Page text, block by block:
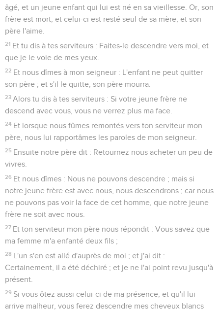
âgé, et un jeune enfant qui lui est né en sa vieillesse. Or, son
frère est mort, et celui-ci est resté seul de sa mère, et son
père l'aime.
21 Et tu dis à tes serviteurs : Faites-le descendre vers moi, et
que je le voie de mes yeux.
22 Et nous dîmes à mon seigneur : L'enfant ne peut quitter
son père ; et s'il le quitte, son père mourra.
23 Alors tu dis à tes serviteurs : Si votre jeune frère ne
descend avec vous, vous ne verrez plus ma face.
24 Et lorsque nous fûmes remontés vers ton serviteur mon
père, nous lui rapportâmes les paroles de mon seigneur.
25 Ensuite notre père dit : Retournez nous acheter un peu de
vivres.
26 Et nous dîmes : Nous ne pouvons descendre ; mais si
notre jeune frère est avec nous, nous descendrons ; car nous
ne pouvons pas voir la face de cet homme, que notre jeune
frère ne soit avec nous.
27 Et ton serviteur mon père nous répondit : Vous savez que
ma femme m'a enfanté deux fils ;
28 L'un s'en est allé d'auprès de moi ; et j'ai dit :
Certainement, il a été déchiré ; et je ne l'ai point revu jusqu'à
présent.
29 Si vous ôtez aussi celui-ci de ma présence, et qu'il lui
arrive malheur, vous ferez descendre mes cheveux blancs